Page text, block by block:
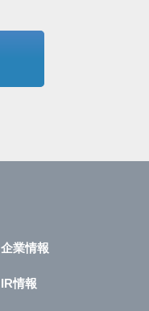
企業情報
IR情報